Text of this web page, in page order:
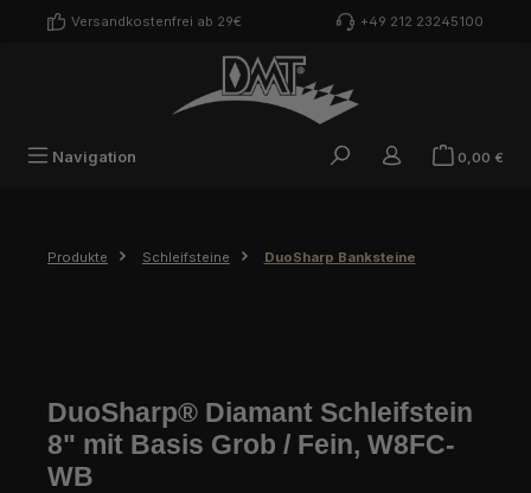
Zum Hauptinhalt springen
Versandkostenfrei ab 29€ +49 212 23245100
Navigation 0,00 €
Produkte Schleifsteine DuoSharp Banksteine
DuoSharp® Diamant Schleifstein
8" mit Basis Grob / Fein, W8FC-
WB